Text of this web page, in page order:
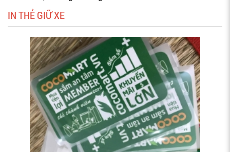
IN THẺ GIỮ XE